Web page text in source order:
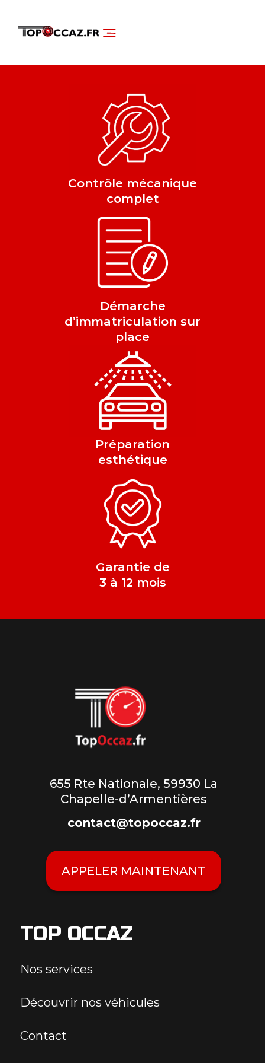
Contrôle mécanique
complet
Démarche
d’immatriculation sur
place
Préparation
esthétique
Garantie de
3 à 12 mois
655 Rte Nationale, 59930 La
Chapelle-d’Armentières
contact@topoccaz.fr
APPELER MAINTENANT
TOP OCCAZ
Nos services
Découvrir nos véhicules
Contact